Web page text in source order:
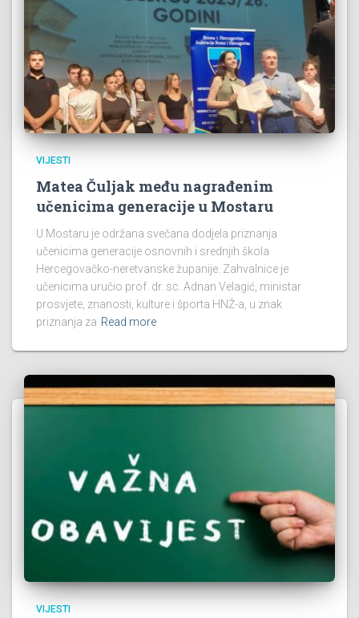
VIJESTI
Matea Čuljak među nagrađenim
učenicima generacije u Mostaru
U Mostaru je održana svečana dodjela priznanja
učenicima generacije osnovnih i srednjih škola
Hercegovačko-neretvanske županije. Zahvalnice je
učenicima uručio prof. dr. sc. Adnan Velagić, ministar
prosvjete, znanosti, kulture i športa HNŽ-a, u znak
priznanja za Read more
VIJESTI